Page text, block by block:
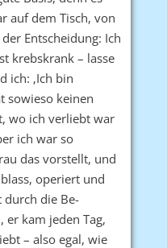
auf dem Tisch, von
Entscheidung: Ich
krebskrank – lasse
ich: ‚Ich bin
sowieso keinen
wo ich verliebt war
ich war so
das vorstellt, und
operiert und
durch die Be-
kam jeden Tag,
– also egal, wie